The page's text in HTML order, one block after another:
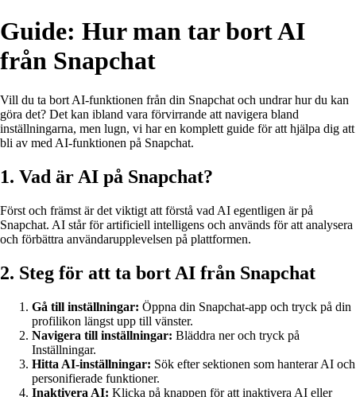
Guide: Hur man tar bort AI
från Snapchat
Vill du ta bort AI-funktionen från din Snapchat och undrar hur du kan
göra det? Det kan ibland vara förvirrande att navigera bland
inställningarna, men lugn, vi har en komplett guide för att hjälpa dig att
bli av med AI-funktionen på Snapchat.
1. Vad är AI på Snapchat?
Först och främst är det viktigt att förstå vad AI egentligen är på
Snapchat. AI står för artificiell intelligens och används för att analysera
och förbättra användarupplevelsen på plattformen.
2. Steg för att ta bort AI från Snapchat
Gå till inställningar: Öppna din Snapchat-app och tryck på din
profilikon längst upp till vänster.
Navigera till inställningar: Bläddra ner och tryck på
Inställningar.
Hitta AI-inställningar: Sök efter sektionen som hanterar AI och
personifierade funktioner.
Inaktivera AI: Klicka på knappen för att inaktivera AI eller